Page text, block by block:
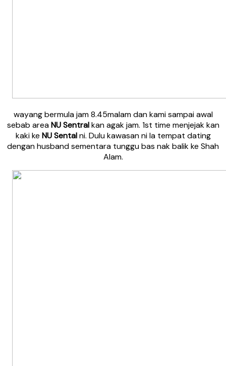
wayang bermula jam 8.45malam dan kami sampai awal
sebab areaNU Sentralkan agak jam. 1st time menjejak kan
kaki ke NU Sentalni. Dulu kawasan ni la tempat dating
dengan husband sementara tunggu bas nak balik ke Shah
Alam.